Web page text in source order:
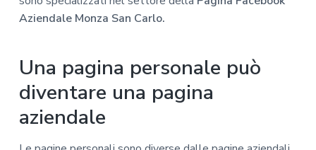
Aziendale Monza San Carlo.
Una pagina personale può
diventare una pagina
aziendale